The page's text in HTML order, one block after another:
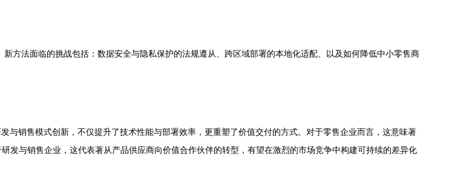
方法面临的挑战包括：数据安全与隐私保护的法规遵从、跨区域部署的本地化适配、以及如何降低中小零售商
与销售模式创新，不仅提升了技术性能与部署效率，更重塑了价值交付的方式。对于零售企业而言，这意味著
发与销售企业，这代表著从产品供应商向价值合作伙伴的转型，有望在激烈的市场竞争中构建可持续的差异化